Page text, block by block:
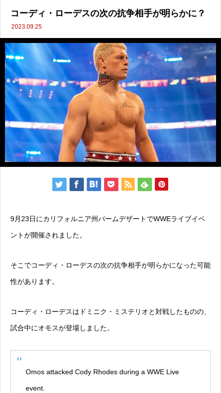
コーディ・ローデスの次の抗争相手が明らかに？
2023.09.25
9月23日にカリフォルニア州パームデザートでWWEライブイベ
ントが開催されました。
そこでコーディ・ローデスの次の抗争相手が明らかになった可能
性があります。
コーディ・ローデスはドミニク・ミステリオと対戦したものの、
試合中にオモスが登場しました。
Omos attacked Cody Rhodes during a WWE Live
event.